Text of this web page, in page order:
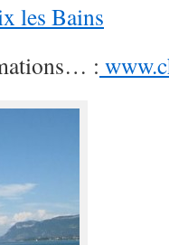
les Bains
: